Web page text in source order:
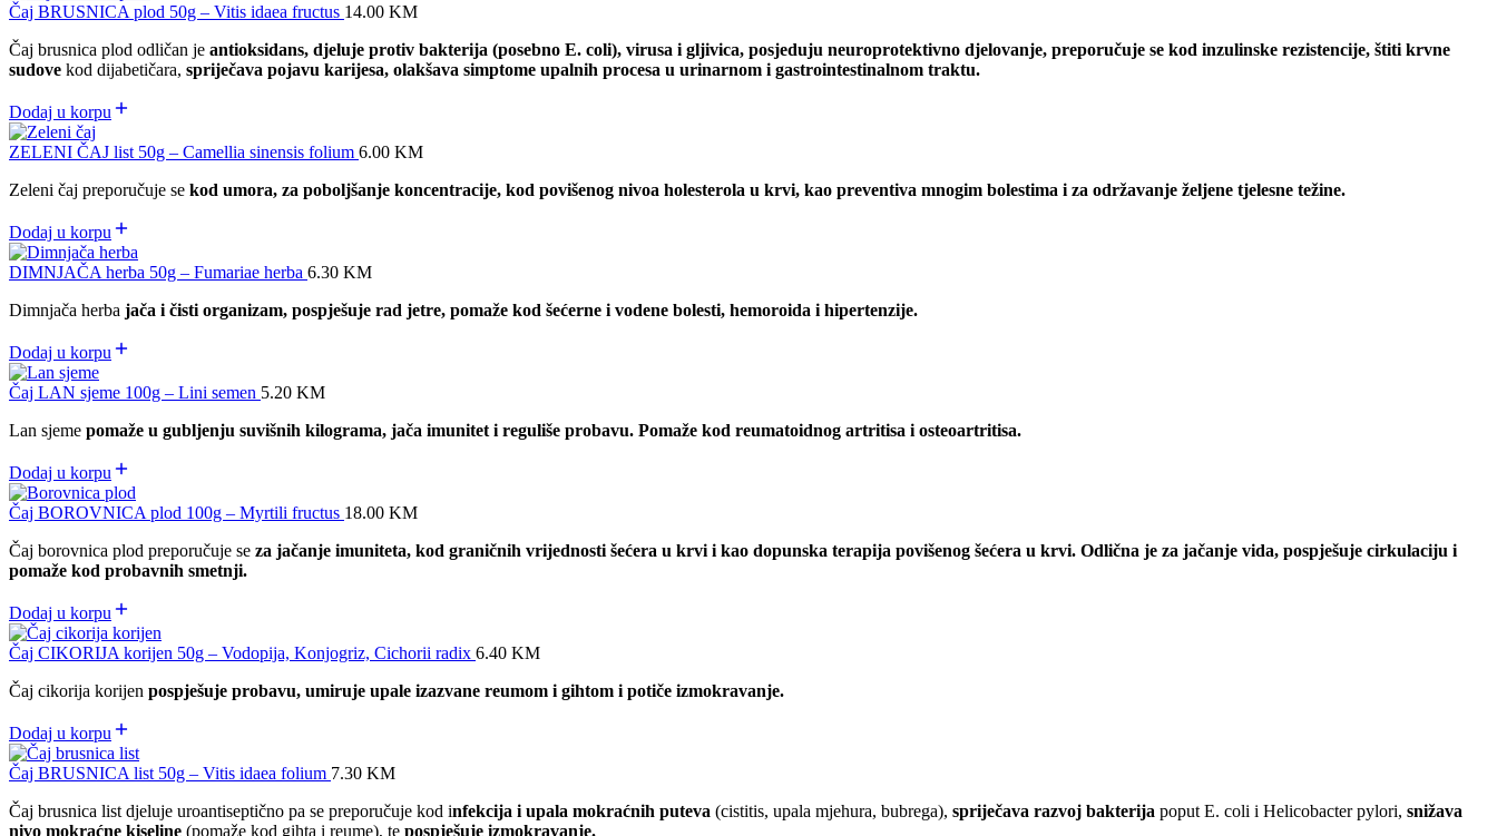
Čaj BRUSNICA plod 50g – Vitis idaea fructus 14.00 KM
Čaj brusnica plod odličan je antioksidans, djeluje protiv bakterija (posebno E. coli), virusa i gljivica, posjeduju neuroprotektivno djelovanje, preporučuje se kod inzulinske rezistencije, štiti krvne
sudove kod dijabetičara, spriječava pojavu karijesa, olakšava simptome upalnih procesa u urinarnom i gastrointestinalnom traktu.
Dodaj u korpu
ZELENI ČAJ list 50g – Camellia sinensis folium 6.00 KM
Zeleni čaj preporučuje se kod umora, za poboljšanje koncentracije, kod povišenog nivoa holesterola u krvi, kao preventiva mnogim bolestima i za održavanje željene tjelesne težine.
Dodaj u korpu
DIMNJAČA herba 50g – Fumariae herba 6.30 KM
Dimnjača herba jača i čisti organizam, pospješuje rad jetre, pomaže kod šećerne i vodene bolesti, hemoroida i hipertenzije.
Dodaj u korpu
Čaj LAN sjeme 100g – Lini semen 5.20 KM
Lan sjeme pomaže u gubljenju suvišnih kilograma, jača imunitet i reguliše probavu. Pomaže kod reumatoidnog artritisa i osteoartritisa.
Dodaj u korpu
Čaj BOROVNICA plod 100g – Myrtili fructus 18.00 KM
Čaj borovnica plod preporučuje se za jačanje imuniteta, kod graničnih vrijednosti šećera u krvi i kao dopunska terapija povišenog šećera u krvi. Odlična je za jačanje vida, pospješuje cirkulaciju i
pomaže kod probavnih smetnji.
Dodaj u korpu
Čaj CIKORIJA korijen 50g – Vodopija, Konjogriz, Cichorii radix 6.40 KM
Čaj cikorija korijen pospješuje probavu, umiruje upale izazvane reumom i gihtom i potiče izmokravanje.
Dodaj u korpu
Čaj BRUSNICA list 50g – Vitis idaea folium 7.30 KM
Čaj brusnica list djeluje uroantiseptično pa se preporučuje kod infekcija i upala mokraćnih puteva (cistitis, upala mjehura, bubrega), spriječava razvoj bakterija poput E. coli i Helicobacter pylori, snižava
nivo mokraćne kiseline (pomaže kod gihta i reume), te pospješuje izmokravanje.